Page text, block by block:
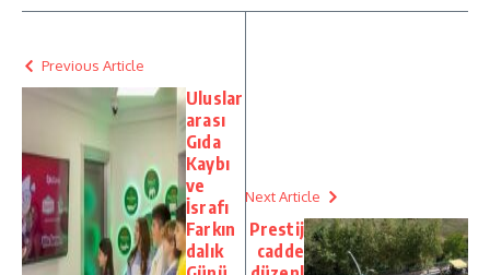
Previous Article
Uluslar
arası
Gıda
Kaybı
ve
İsrafı
Farkın
dalık
Next Article
Prestij
cadde